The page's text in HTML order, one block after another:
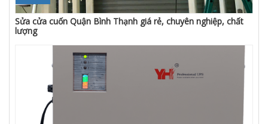
Sửa cửa cuốn Quận Bình Thạnh giá rẻ, chuyên nghiệp, chất
lượng